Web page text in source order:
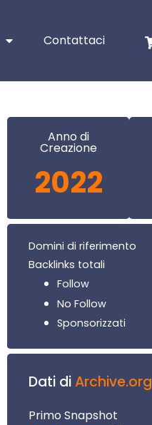
Contattaci
Anno di
Creazione
2022
Domini di riferimento
Backlinks totali
Follow
No Follow
Sponsorizzati
Dati diArchive.org
Primo Snapshot